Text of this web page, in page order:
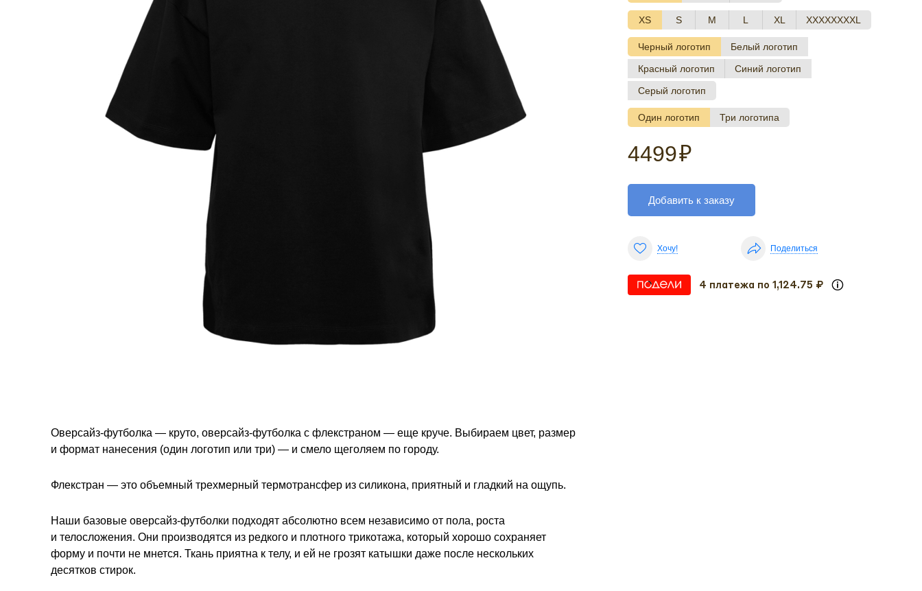
XS S M L XL XXXXXXXXL
Черный логотип
Белый логотип
Красный логотип
Синий логотип
Серый логотип
Один логотип Три логотипа
4499₽
Добавить к заказу
Хочу! Поделиться
4 платежа по 1,124.75 ₽
Оверсайз-футболка — круто, оверсайз-футболка с флекстраном — еще круче. Выбираем цвет, размер
и формат нанесения (один логотип или три) — и смело щеголяем по городу.
Флекстран — это объемный трехмерный термотрансфер из силикона, приятный и гладкий на ощупь.
Наши базовые оверсайз-футболки подходят абсолютно всем независимо от пола, роста
и телосложения. Они производятся из редкого и плотного трикотажа, который хорошо сохраняет
форму и почти не мнется. Ткань приятна к телу, и ей не грозят катышки даже после нескольких
десятков стирок.